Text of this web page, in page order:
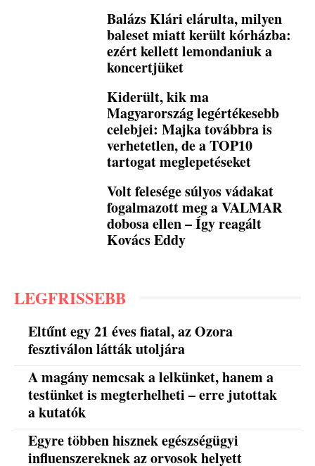
Balázs Klári elárulta, milyen
baleset miatt került kórházba:
ezért kellett lemondaniuk a
koncertjüket
Kiderült, kik ma
Magyarország legértékesebb
celebjei: Majka továbbra is
verhetetlen, de a TOP10
tartogat meglepetéseket
Volt felesége súlyos vádakat
fogalmazott meg a VALMAR
dobosa ellen – Így reagált
Kovács Eddy
LEGFRISSEBB
Eltűnt egy 21 éves fiatal, az Ozora
fesztiválon látták utoljára
A magány nemcsak a lelkünket, hanem a
testünket is megterhelheti – erre jutottak
a kutatók
Egyre többen hisznek egészségügyi
influenszereknek az orvosok helyett